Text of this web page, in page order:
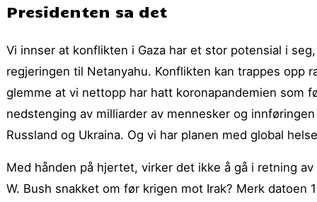
Presidenten sa det
Vi innser at konflikten i Gaza har et stor potensial i
regjeringen til Netanyahu. Konflikten kan trappes opp
glemme at vi nettopp har hatt koronapandemien som
nedstenging av milliarder av mennesker og
Russland og Ukraina. Og vi har planen med global
Med hånden på hjertet, virker det ikke å gå i retning
W. Bush snakket om før krigen mot Irak? Merk datoen